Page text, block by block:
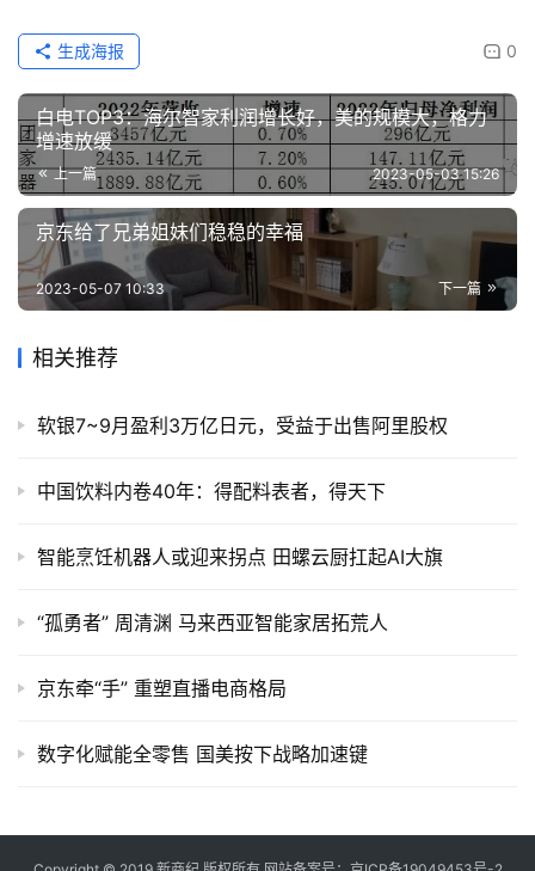
0
生成海报
白电TOP3：海尔智家利润增长好，美的规模大，格力
增速放缓
上一篇 2023-05-03 15:26
京东给了兄弟姐妹们稳稳的幸福
下一篇
2023-05-07 10:33
相关推荐
软银7~9月盈利3万亿日元，受益于出售阿里股权
中国饮料内卷40年：得配料表者，得天下
智能烹饪机器人或迎来拐点 田螺云厨扛起AI大旗
“孤勇者” 周清渊 马来西亚智能家居拓荒人
京东牵“手” 重塑直播电商格局
数字化赋能全零售 国美按下战略加速键